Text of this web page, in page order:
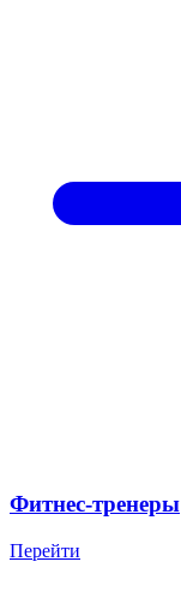
Фитнес-тренеры
Перейти